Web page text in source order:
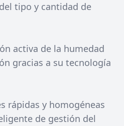
tipo y cantidad de
activa de la humedad
gracias a su tecnología
rápidas y homogéneas
de gestión del